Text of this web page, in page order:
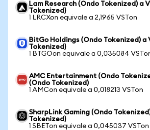
Lam Research (Ondo Tokenized) a
Tokenized)
1 LRCXon equivale a 2,1965 VSTon
BitGo Holdings (Ondo Tokenized) a
Tokenized)
1 BTGOon equivale a 0,035084
AMC Entertainment (Ondo
(Ondo Tokenized)
1 AMCon equivale a 0,018213 VSTon
SharpLink Gaming (Ondo
Tokenized)
1 SBETon equivale a 0,045037 VSTon